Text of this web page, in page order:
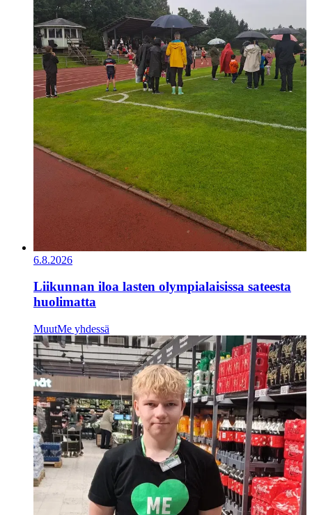
6.8.2026
Liikunnan iloa lasten olympialaisissa sateesta
huolimatta
MuutMe yhdessä